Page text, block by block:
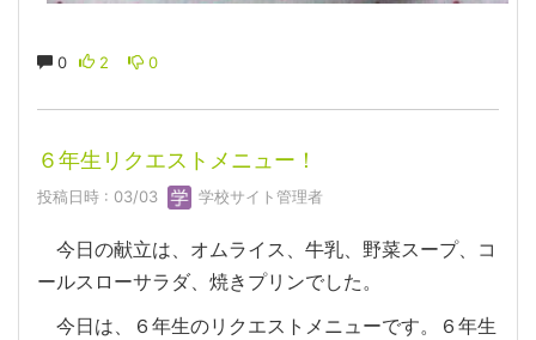
0 2 0
６年生リクエストメニュー！
投稿日時 : 03/03 学校サイト管理者
今日の献立は、オムライス、牛乳、野菜スープ、コ
ールスローサラダ、焼きプリンでした。
今日は、６年生のリクエストメニューです。６年生